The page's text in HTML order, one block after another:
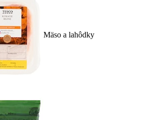
Mäso a lahôdky